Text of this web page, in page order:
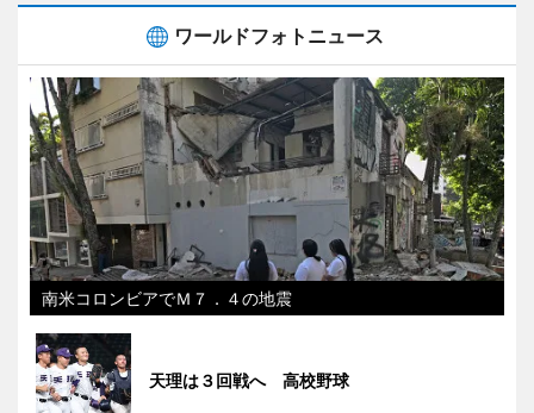
ワールドフォトニュース
南米コロンビアでＭ７．４の地震
天理は３回戦へ 高校野球